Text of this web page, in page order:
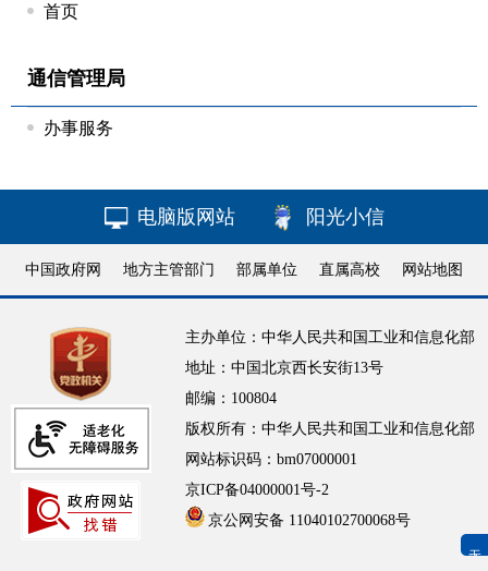
首页
通信管理局
办事服务
无障碍浏览
电脑版网站 阳光小信
中国政府网 地方主管部门 部属单位 直属高校 网站地图
主办单位：中华人民共和国工业和信息化部
地址：中国北京西长安街13号
邮编：100804
版权所有：中华人民共和国工业和信息化部
网站标识码：bm07000001
京ICP备04000001号-2
京公网安备 11040102700068号